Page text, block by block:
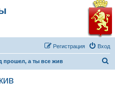
Вход
Регистрация
прошел, а ты все жив